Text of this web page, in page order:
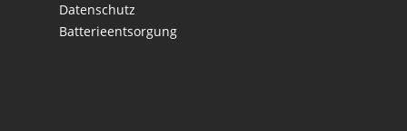
Datenschutz
Batterieentsorgung